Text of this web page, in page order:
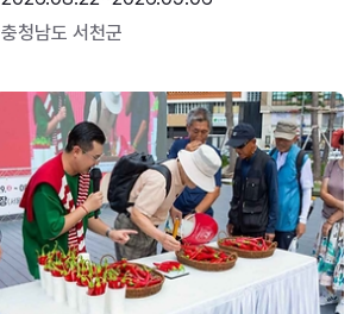
충청남도 서천군